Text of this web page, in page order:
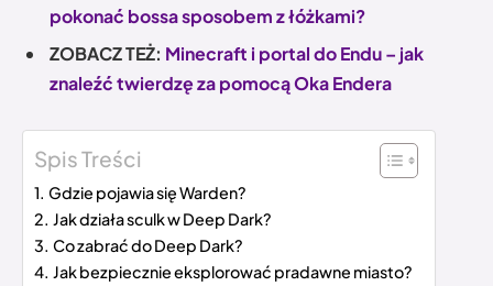
pokonać bossa sposobem z łóżkami?
ZOBACZ TEŻ: Minecraft i portal do Endu – jak
znaleźć twierdzę za pomocą Oka Endera
Spis Treści
Gdzie pojawia się Warden?
Jak działa sculk w Deep Dark?
Co zabrać do Deep Dark?
Jak bezpiecznie eksplorować pradawne miasto?